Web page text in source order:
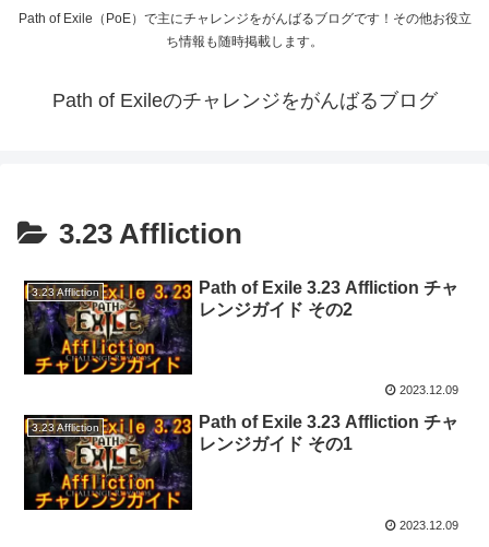
Path of Exile（PoE）で主にチャレンジをがんばるブログです！その他お役立
ち情報も随時掲載します。
Path of Exileのチャレンジをがんばるブログ
3.23 Affliction
3.23 Affliction
Path of Exile 3.23 Affliction チャ
レンジガイド その2
2023.12.09
3.23 Affliction
Path of Exile 3.23 Affliction チャ
レンジガイド その1
2023.12.09